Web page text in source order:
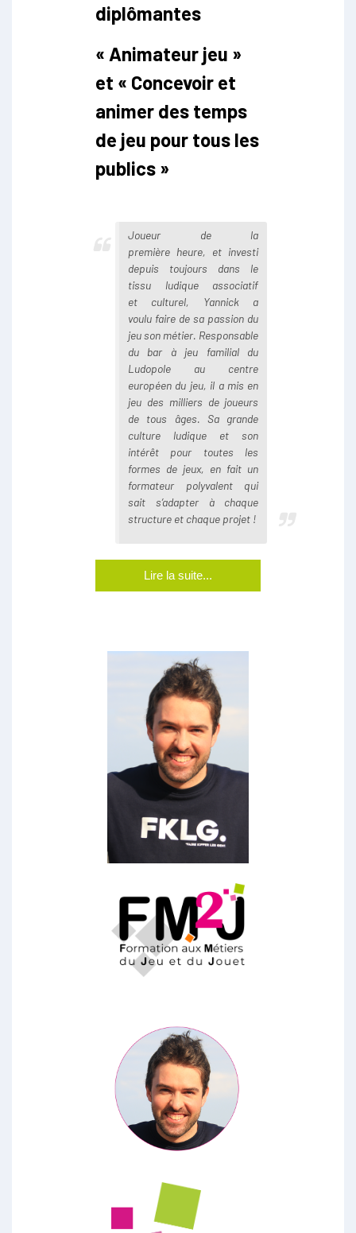
diplômantes
« Animateur jeu »
et « Concevoir et
animer des temps
de jeu pour tous les
publics »
Joueur de la
première heure, et investi
depuis toujours dans le
tissu ludique associatif
et culturel, Yannick a
voulu faire de sa passion du
jeu son métier. Responsable
du bar à jeu familial du
Ludopole au centre
européen du jeu, il a mis en
jeu des milliers de joueurs
de tous âges. Sa grande
culture ludique et son
intérêt pour toutes les
formes de jeux, en fait un
formateur polyvalent qui
sait s’adapter à chaque
structure et chaque projet !
Lire la suite...